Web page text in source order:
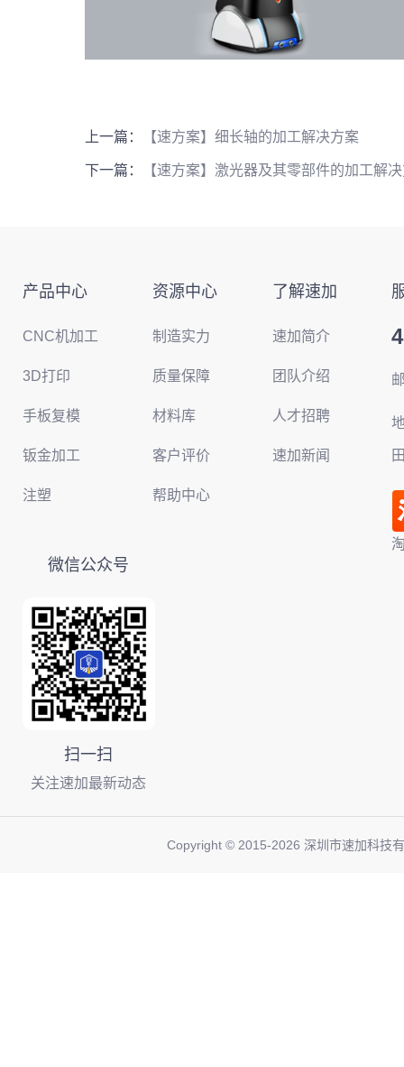
上一篇： 【速方案】细长轴的加工解决方案
下一篇： 【速方案】激光器及其零部件的加工解
产品中心
CNC机加工
3D打印
手板复模
钣金加工
注塑
资源中心
制造实力
质量保障
材料库
客户评价
帮助中心
了解速加
速加简介
团队介绍
人才招聘
速加新闻
微信公众号
扫一扫
关注速加最新动态
Copyright © 2015-2026 深圳市速加科技